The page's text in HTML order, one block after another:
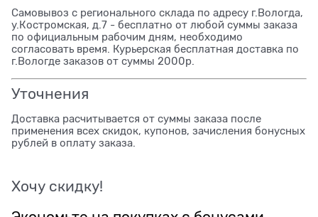
Самовывоз с регионального склада по адресу г.Вологда,
у.Костромская, д.7 - бесплатно от любой суммы заказа
по официальным рабочим дням, необходимо
согласовать время. Курьерская бесплатная доставка по
г.Вологде заказов от суммы 2000р.
Уточнения
Доставка расчитывается от суммы заказа после
применения всех скидок, купонов, зачисления бонусных
рублей в оплату заказа.
Хочу скидку!